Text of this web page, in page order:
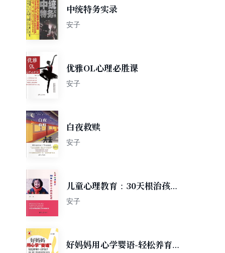
中统特务实录
安子
优雅OL心理必胜课
安子
白夜救赎
安子
儿童心理教育：30天根治孩子
的拖延症
安子
好妈妈用心学婴语-轻松养育0-